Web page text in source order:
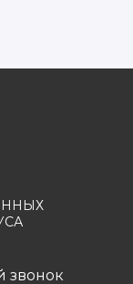
звонок